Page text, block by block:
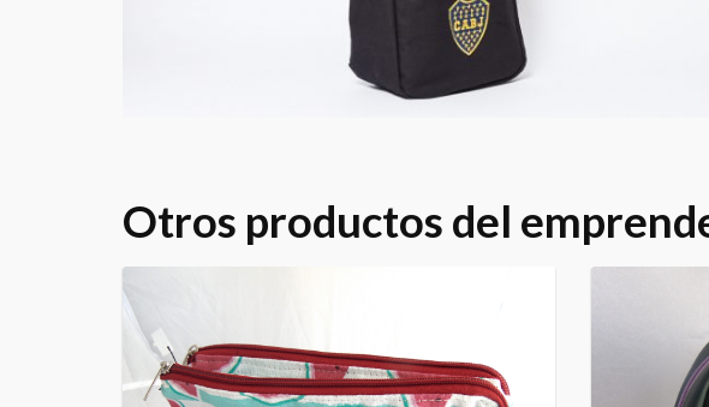
Otros productos del